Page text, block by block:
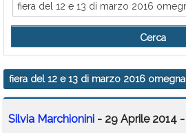
Eventi
Info Utili
Rubriche
Calendario
Annunci
fiera del 12 e 13 di marzo 2016 omegna
Silvia Marchionini - 29 Aprile 2014 -